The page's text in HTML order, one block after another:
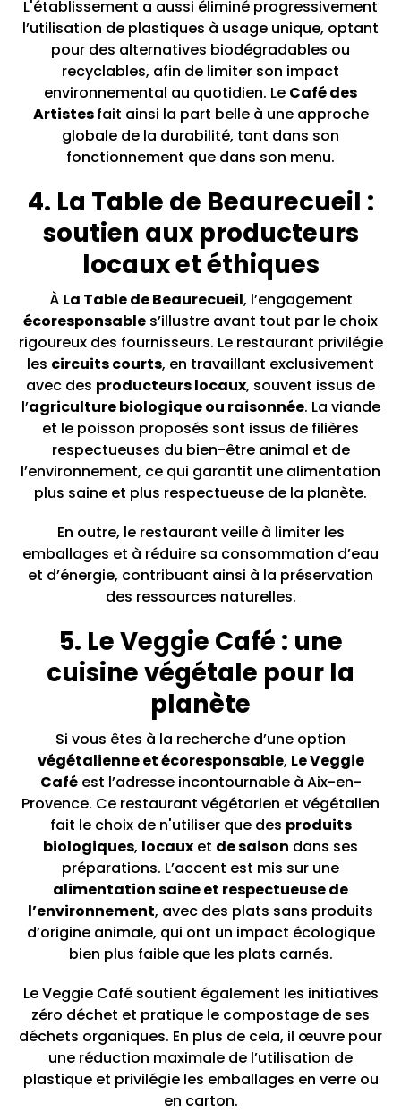
L'établissement a aussi éliminé progressivement
l’utilisation de plastiques à usage unique, optant
pour des alternatives biodégradables ou
recyclables, afin de limiter son impact
environnemental au quotidien. Le Café des
Artistesfait ainsi la part belle à une approche
globale de la durabilité, tant dans son
fonctionnement que dans son menu.
4. La Table de Beaurecueil :
soutien aux producteurs
locaux et éthiques
À La Table de Beaurecueil, l’engagement
écoresponsable s’illustre avant tout par le choix
rigoureux des fournisseurs. Le restaurant privilégie
les circuits courts, en travaillant exclusivement
avec des producteurs locaux, souvent issus de
l’agriculture biologique ou raisonnée. La viande
et le poisson proposés sont issus de filières
respectueuses du bien-être animal et de
l’environnement, ce qui garantit une alimentation
plus saine et plus respectueuse de la planète.
En outre, le restaurant veille à limiter les
emballages et à réduire sa consommation d’eau
et d’énergie, contribuant ainsi à la préservation
des ressources naturelles.
5. Le Veggie Café : une
cuisine végétale pour la
planète
Si vous êtes à la recherche d’une option
végétalienne et écoresponsable, Le Veggie
Caféest l’adresse incontournable à Aix-en-
Provence. Ce restaurant végétarien et végétalien
fait le choix de n'utiliser que des produits
biologiques, locaux et de saison dans ses
préparations. L’accent est mis sur une
alimentation saine et respectueuse de
l’environnement, avec des plats sans produits
d’origine animale, qui ont un impact écologique
bien plus faible que les plats carnés.
Le Veggie Café soutient également les initiatives
zéro déchet et pratique le compostage de ses
déchets organiques. En plus de cela, il œuvre pour
une réduction maximale de l’utilisation de
plastique et privilégie les emballages en verre ou
en carton.